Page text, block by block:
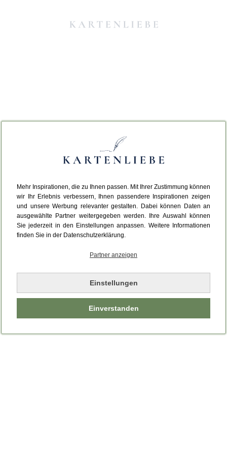
Mehr Inspirationen, die zu Ihnen passen. Mit Ihrer Zustimmung können
wir Ihr Erlebnis verbessern, Ihnen passendere Inspirationen zeigen
und unsere Werbung relevanter gestalten. Dabei können Daten an
ausgewählte Partner weitergegeben werden. Ihre Auswahl können
Sie jederzeit in den Einstellungen anpassen. Weitere Informationen
finden Sie in der Datenschutzerklärung.
Partner anzeigen
Einstellungen
Einverstanden
Da ist etwas schiefgelaufen.
Leider ist ein technischer Fehler aufgetreten.
Bitte laden Sie die Seite neu.